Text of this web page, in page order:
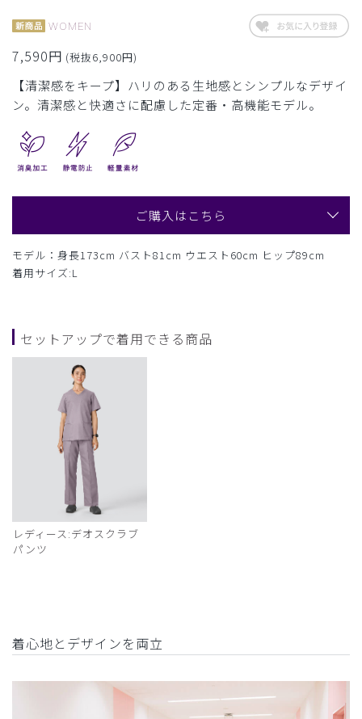
WOMEN
7,590円 (税抜6,900円)
【清潔感をキープ】ハリのある生地感とシンプルなデザイ
ン。清潔感と快適さに配慮した定番・高機能モデル。
ご購入はこちら
モデル：身長173cm バスト81cm ウエスト60cm ヒップ89cm
着用サイズ:L
セットアップで着用できる商品
レディース:デオスクラブ
パンツ
着心地とデザインを両立